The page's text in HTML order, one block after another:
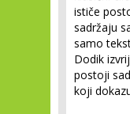
ističe
sadržaju
samo
Dodik
postoji
koji